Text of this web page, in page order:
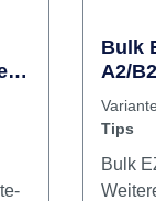
Bulk